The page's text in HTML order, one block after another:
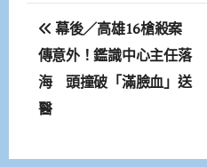
文
章
導
幕後／高雄16槍殺案
傳意外！鑑識中心主任落
海 頭撞破「滿臉血」送
醫